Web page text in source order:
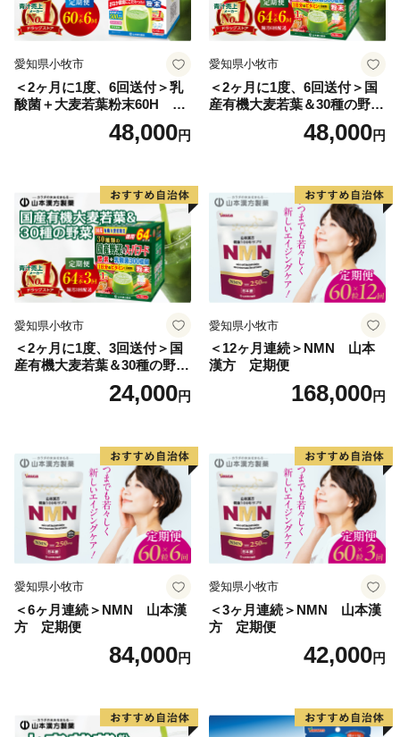
いただいた安中市外在住の方には、返礼品を贈呈いたし
【ご注意】
いただきます。
返礼品によっては配送エリアが限られている場合があり
ますので、詳しくは各返礼品ごとにご確認をお願いいた
します。
・寄附につきましては、年度内の回数制限は現在設けて
おりません。
・返礼品のお届けには1～2ヶ月程度かかることがありま
す。
・返礼品の写真はイメージです。
■寄附金受領証明書について
類のお届け】に記載の住所に約1～2ヶ月程度で発送いた
します。
愛知県小牧市
＜2ヶ月に1度、6回送付＞乳
酸菌＋大麦若葉粉末60H 山
48,000円
愛知県小牧市
＜2ヶ月に1度、6回送付＞国
産有機大麦若葉＆30種の野
菜 山本漢方 定期便
48,000円
愛知県小牧市
＜2ヶ月に1度、3回送付＞国
産有機大麦若葉＆30種の野
菜 山本漢方 定期便
24,000円
愛知県小牧市
＜12ヶ月連続＞NMN 山本
漢方 定期便
168,000円
愛知県小牧市
＜6ヶ月連続＞NMN 山本漢
方 定期便
84,000円
愛知県小牧市
＜3ヶ月連続＞NMN 山本漢
方 定期便
42,000円